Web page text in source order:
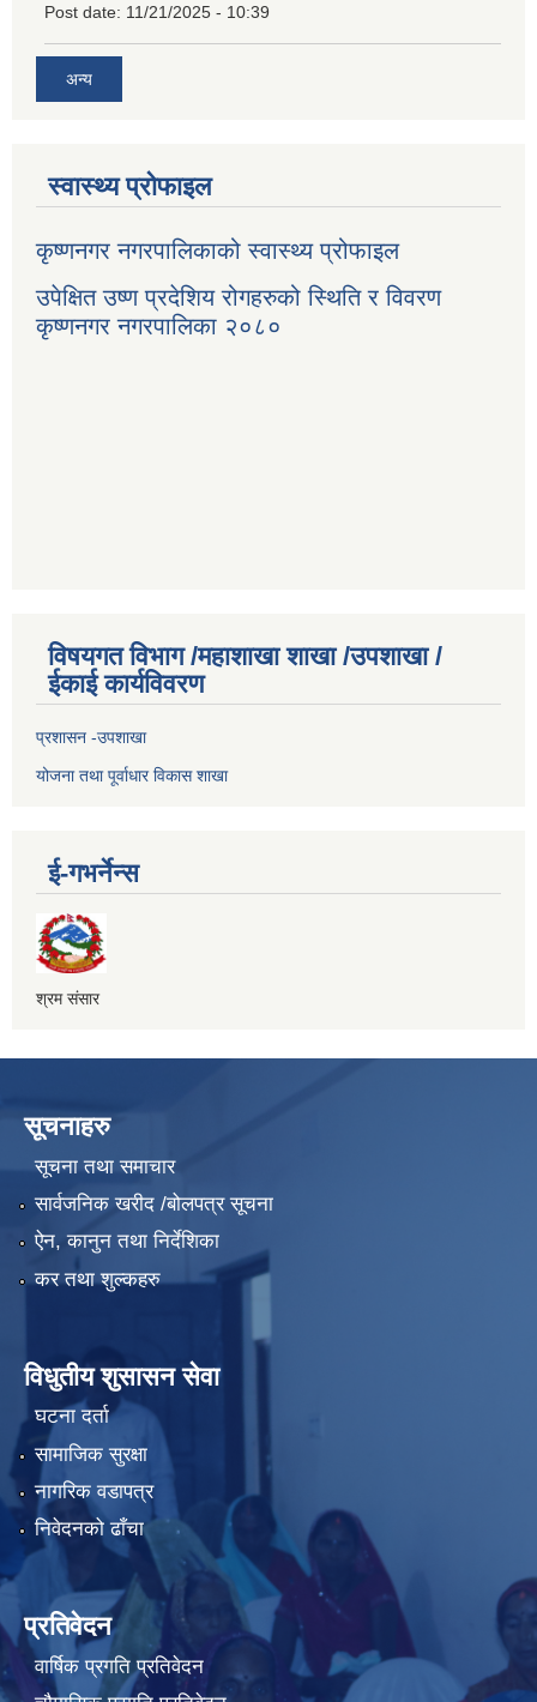
Post date: 11/21/2025 - 10:39
अन्य
स्वास्थ्य प्रोफाइल
कृष्णनगर नगरपालिकाको स्वास्थ्य प्रोफाइल
उपेक्षित उष्ण प्रदेशिय रोगहरुको स्थिति र विवरण
कृष्णनगर नगरपालिका २०८०
विषयगत विभाग /महाशाखा शाखा /उपशाखा /
ईकाई कार्यविवरण
प्रशासन -उपशाखा
योजना तथा पूर्वाधार विकास शाखा
ई-गभर्नेन्स
श्रम संसार
सूचनाहरु
सूचना तथा समाचार
सार्वजनिक खरीद /बोलपत्र सूचना
ऐन, कानुन तथा निर्देशिका
कर तथा शुल्कहरु
विधुतीय शुसासन सेवा
घटना दर्ता
सामाजिक सुरक्षा
नागरिक वडापत्र
निवेदनको ढाँचा
प्रतिवेदन
वार्षिक प्रगति प्रतिवेदन